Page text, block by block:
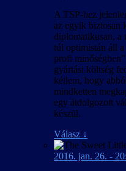
A TSP-hez
az egyik biztosan
diplomatikusan, a
túl optimistán áll
profi
gyártási költség
kétlem, hogy
mindketten
egy átdolgozott
készül.
Válasz ↓
2016. jan. 26. -